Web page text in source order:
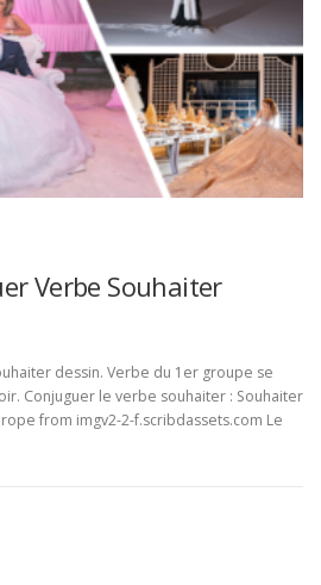
Verbe Souhaiter
dessin. Verbe du 1er groupe se
Conjuguer le verbe souhaiter : Souhaiter
from imgv2-2-f.scribdassets.com Le